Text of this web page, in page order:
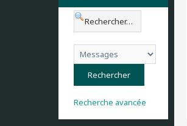
Recherche avancée